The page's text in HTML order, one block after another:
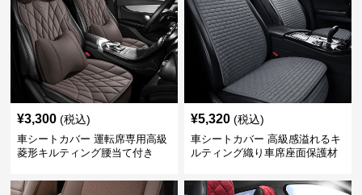
¥3,300 (税込)
車シートカバー 運転席専用高級
菱形キルティング腰当て付き
¥5,320 (税込)
車シートカバー 高級感溢れるキ
ルティング織り車席座面保護材